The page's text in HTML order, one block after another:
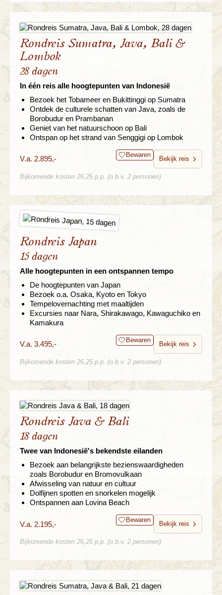
Rondreis Sumatra, Java, Bali &
Lombok
28 dagen
In één reis alle hoogtepunten van Indonesië
Bezoek het Tobameer en Bukittinggi op Sumatra
Ontdek de culturele schatten van Java, zoals de
Borobudur en Prambanan
Geniet van het natuurschoon op Bali
Ontspan op het strand van Senggigi op Lombok
V.a. 2.895,- Bewaren
Bekijk reis
Bijkomende kosten 26,25 p.p. (o.b.v. 2 personen)
Rondreis Japan
15 dagen
Alle hoogtepunten in een ontspannen tempo
De hoogtepunten van Japan
Bezoek o.a. Osaka, Kyoto en Tokyo
Tempelovernachting met maaltijden
Excursies naar Nara, Shirakawago, Kawaguchiko en
Kamakura
V.a. 3.495,- Bewaren
Bekijk reis
Bijkomende kosten 26,25 p.p. (o.b.v. 2 personen)
Rondreis Java & Bali
18 dagen
Twee van Indonesië's bekendste eilanden
Bezoek aan belangrijkste bezienswaardigheden
zoals Borobudur en Bromovulkaan
Afwisseling van natuur en cultuur
Dolfijnen spotten en snorkelen mogelijk
Ontspannen aan Lovina Beach
V.a. 2.195,- Bewaren
Bekijk reis
Bijkomende kosten 26,25 p.p. (o.b.v. 2 personen)